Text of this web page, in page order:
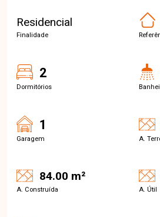
Residencial
Finalidade
2
Dormitórios
1
Garagem A.
84.00 m²
A. Construída A. Útil